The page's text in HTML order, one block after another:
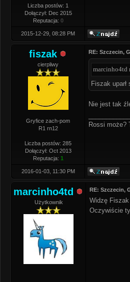
Liczba postów: 1
Dołączył: Dec 2015
Reputacja: 0
2015-12-29, 08:28 PM
fiszak
cierpliwy
Gryfice zach-pom
R1 rn12
Liczba postów: 285
Dołączył: Oct 2013
Reputacja: 1
RE: Szczecin,
marcinho4td
Fiszak
Nie jest tak
Rossi może?
2016-01-03, 11:30 PM
marcinho4td
Użytkownik
RE: Szczecin,
Widzę
Oczywiście